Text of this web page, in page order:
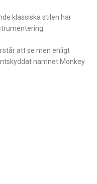
klassiska stilen har
att se men enligt
namnet Monkey